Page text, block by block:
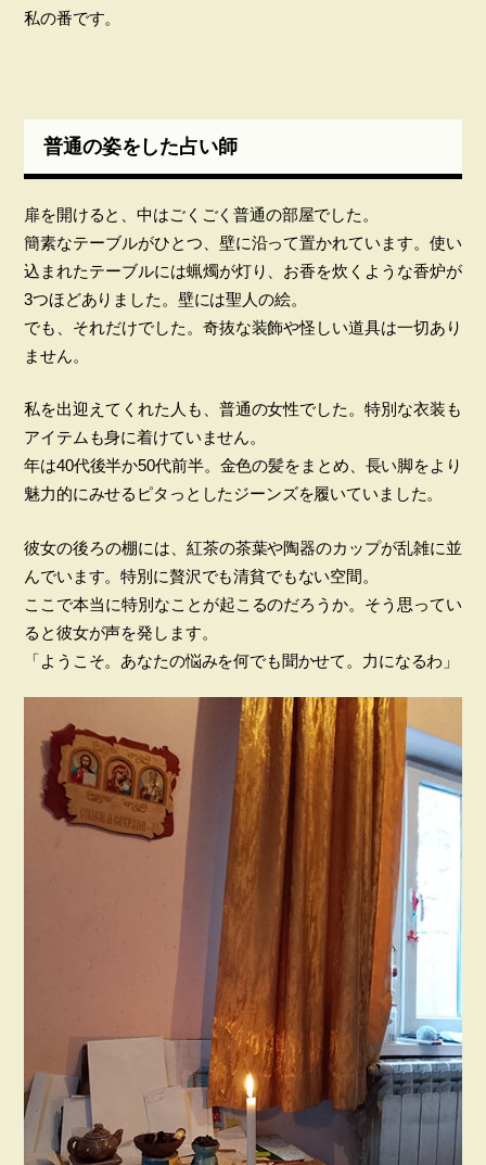
私の番です。
普通の姿をした占い師
扉を開けると、中はごくごく普通の部屋でした。
簡素なテーブルがひとつ、壁に沿って置かれています。使い
込まれたテーブルには蝋燭が灯り、お香を炊くような香炉が
3つほどありました。壁には聖人の絵。
でも、それだけでした。奇抜な装飾や怪しい道具は一切あり
ません。
私を出迎えてくれた人も、普通の女性でした。特別な衣装も
アイテムも身に着けていません。
年は40代後半か50代前半。金色の髪をまとめ、長い脚をより
魅力的にみせるピタっとしたジーンズを履いていました。
彼女の後ろの棚には、紅茶の茶葉や陶器のカップが乱雑に並
んでいます。特別に贅沢でも清貧でもない空間。
ここで本当に特別なことが起こるのだろうか。そう思ってい
ると彼女が声を発します。
「ようこそ。あなたの悩みを何でも聞かせて。力になるわ」